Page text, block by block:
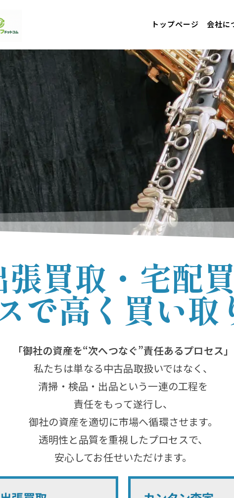
トップページ 会社に
張買取・宅配
で高く買い取
「御社の資産を“次へつなぐ”責任あるプロセス」
私たちは単なる中古品取扱いではなく、
清掃・検品・出品という一連の工程を
責任をもって遂行し、
御社の資産を適切に市場へ循環させます。
透明性と品質を重視したプロセスで、
安心してお任せいただけます。